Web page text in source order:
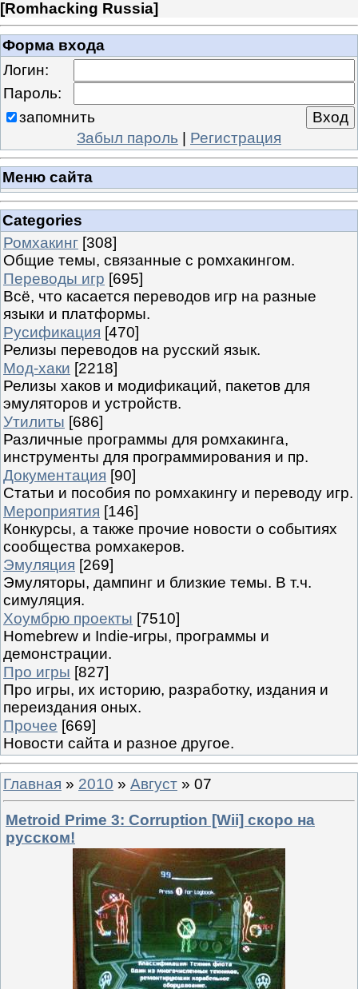
[Romhacking Russia]
Форма входа
Логин:
Пароль:
запомнить
Забыл пароль | Регистрация
Меню сайта
Categories
Ромхакинг [308]
Общие темы, связанные с ромхакингом.
Переводы игр [695]
Всё, что касается переводов игр на разные
языки и платформы.
Русификация [470]
Релизы переводов на русский язык.
Мод-хаки [2218]
Релизы хаков и модификаций, пакетов для
эмуляторов и устройств.
Утилиты [686]
Различные программы для ромхакинга,
инструменты для программирования и пр.
Документация [90]
Статьи и пособия по ромхакингу и переводу игр.
Мероприятия [146]
Конкурсы, а также прочие новости о событиях
сообщества ромхакеров.
Эмуляция [269]
Эмуляторы, дампинг и близкие темы. В т.ч.
симуляция.
Хоумбрю проекты [7510]
Homebrew и Indie-игры, программы и
демонстрации.
Про игры [827]
Про игры, их историю, разработку, издания и
переиздания оных.
Прочее [669]
Новости сайта и разное другое.
Главная » 2010 » Август » 07
Metroid Prime 3: Corruption [Wii] скоро на
русском!